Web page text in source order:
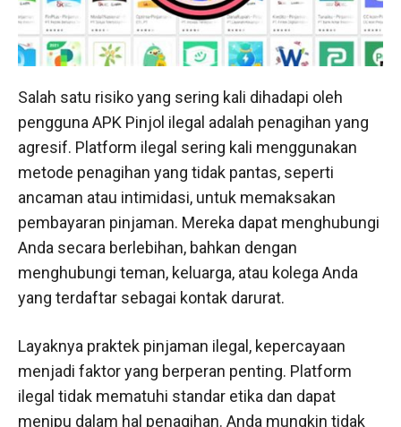
Salah satu risiko yang sering kali dihadapi oleh
pengguna APK Pinjol ilegal adalah penagihan yang
agresif. Platform ilegal sering kali menggunakan
metode penagihan yang tidak pantas, seperti
ancaman atau intimidasi, untuk memaksakan
pembayaran pinjaman. Mereka dapat menghubungi
Anda secara berlebihan, bahkan dengan
menghubungi teman, keluarga, atau kolega Anda
yang terdaftar sebagai kontak darurat.
Layaknya praktek pinjaman ilegal, kepercayaan
menjadi faktor yang berperan penting. Platform
ilegal tidak mematuhi standar etika dan dapat
menipu dalam hal penagihan. Anda mungkin tidak